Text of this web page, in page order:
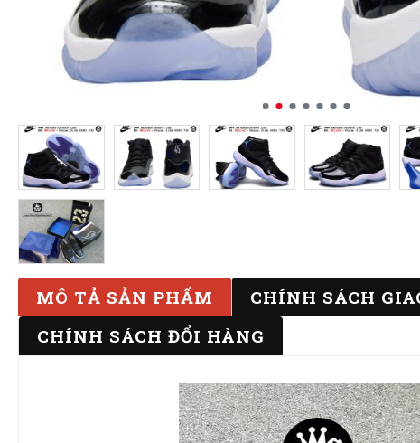
MÔ TẢ SẢN PHẨM CHÍNH SÁCH
CHÍNH SÁCH ĐỔI HÀNG